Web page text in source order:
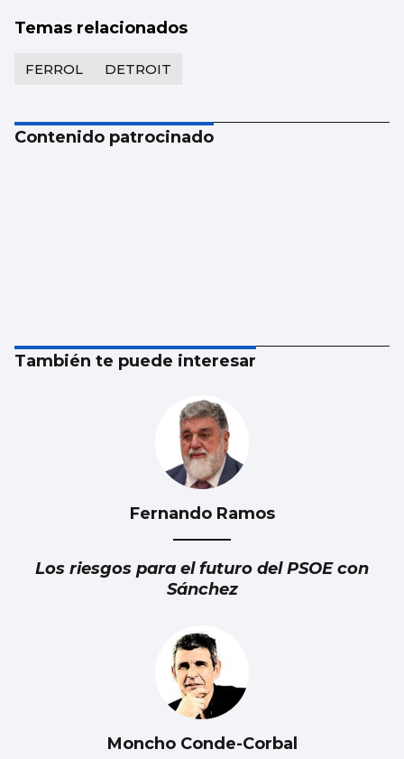
Temas relacionados
FERROL DETROIT
Contenido patrocinado
También te puede interesar
Fernando Ramos
Los riesgos para el futuro del PSOE con
Sánchez
Moncho Conde-Corbal